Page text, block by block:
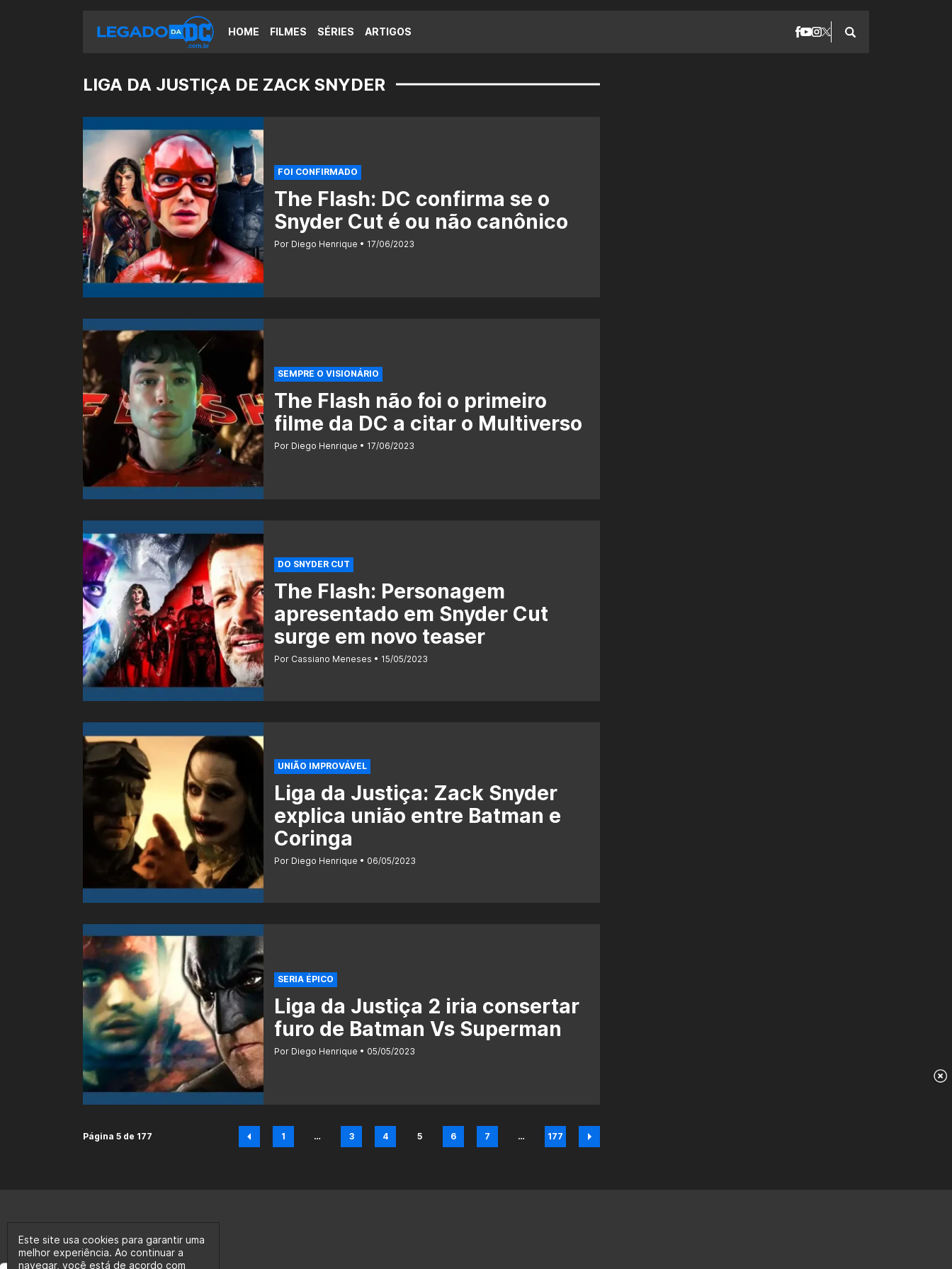
HOME FILMES SÉRIES ARTIGOS
LIGA DA JUSTIÇA DE ZACK SNYDER
FOI CONFIRMADO
The Flash: DC confirma se o
Snyder Cut é ou não canônico
Por Diego Henrique 17/06/2023
SEMPRE O VISIONÁRIO
The Flash não foi o primeiro
filme da DC a citar o Multiverso
Por Diego Henrique 17/06/2023
DO SNYDER CUT
The Flash: Personagem
apresentado em Snyder Cut
surge em novo teaser
Por Cassiano Meneses 15/05/2023
UNIÃO IMPROVÁVEL
Liga da Justiça: Zack Snyder
explica união entre Batman e
Coringa
Por Diego Henrique 06/05/2023
SERIA ÉPICO
Liga da Justiça 2 iria consertar
furo de Batman Vs Superman
Por Diego Henrique 05/05/2023
Página 5 de 177
Página
1
…
Página
3
Página
4
Página
5
Página
6
Página
7
…
Página
177
Este site usa cookies para garantir uma
melhor experiência. Ao continuar a
navegar, você está de acordo com